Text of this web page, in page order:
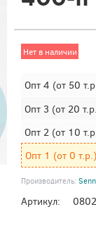
Нет в наличии
Опт 4 (от 50
Опт 3 (от 20
Опт 2(от 10
Опт 1 (от 0 т.р.)
Производитель:
Артикул: